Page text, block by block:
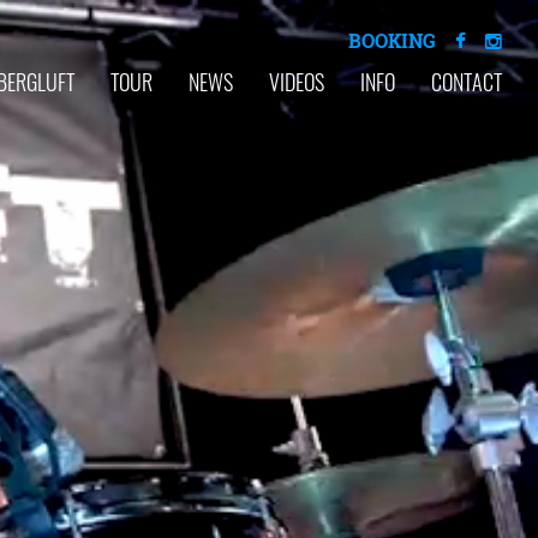
BOOKING
TOUR NEWS VIDEOS INFO CONTACT